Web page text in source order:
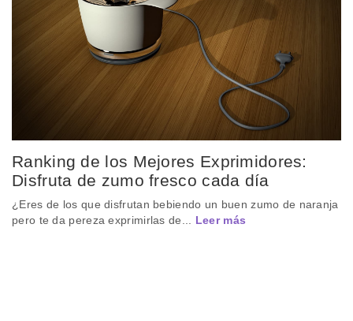
Ranking de los Mejores Exprimidores:
Disfruta de zumo fresco cada día
¿Eres de los que disfrutan bebiendo un buen zumo de naranja
pero te da pereza exprimirlas de... Leer más